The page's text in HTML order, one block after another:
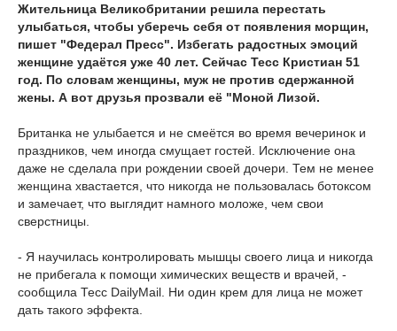
Жительница Великобритании решила перестать
улыбаться, чтобы уберечь себя от появления морщин,
пишет "Федерал Пресс". Избегать радостных эмоций
женщине удаётся уже 40 лет. Сейчас Тесс Кристиан 51
год. По словам женщины, муж не против сдержанной
жены. А вот друзья прозвали её "Моной Лизой.
Британка не улыбается и не смеётся во время вечеринок и
праздников, чем иногда смущает гостей. Исключение она
даже не сделала при рождении своей дочери. Тем не менее
женщина хвастается, что никогда не пользовалась ботоксом
и замечает, что выглядит намного моложе, чем свои
сверстницы.
- Я научилась контролировать мышцы своего лица и никогда
не прибегала к помощи химических веществ и врачей, -
сообщила Тесс DailyMail. Ни один крем для лица не может
дать такого эффекта.